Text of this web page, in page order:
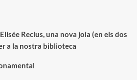
Reclus, una nova joia (en els dos
a la nostra biblioteca